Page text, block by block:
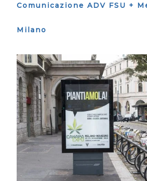
Comunicazione ADV FSU +
Milano